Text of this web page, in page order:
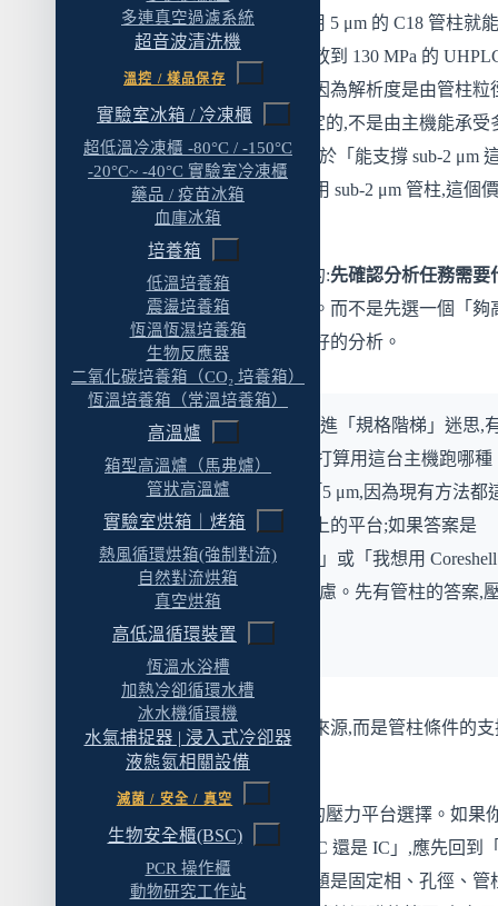
多連真空過濾系統
超音波清洗機
溫控 / 樣品保存
實驗室冰箱 / 冷凍櫃
超低溫冷凍櫃 -80°C / -150°C
-20°C~ -40°C 實驗室冷凍櫃
藥品 / 疫苗冰箱
血庫冰箱
培養箱
低溫培養箱
震盪培養箱
恆溫恆濕培養箱
生物反應器
二氧化碳培養箱（CO₂ 培養箱）
恆溫培養箱（常溫培養箱）
高溫爐
箱型高溫爐（馬弗爐）
管狀高溫爐
實驗室烘箱｜烤箱
熱風循環烘箱(強制對流)
自然對流烘箱
真空烘箱
高低溫循環裝置
恆溫水浴槽
加熱冷卻循環水槽
冰水機循環機
水氣捕捉器 | 浸入式冷卻器
液態氮相關設備
滅菌 / 安全 / 真空
生物安全櫃(BSC)
PCR 操作櫃
動物研究工作站
Q5:UHPLC 一定比 HPLC 解析度好嗎?
Q6:RHPLC 是不是就是「比較便宜的
Q7:採購壓力平台時,除了壓力等級還要看什麼
Q8:RHPLC 可以繼續跑原本的 5 μm 方法嗎?
相關產品
相關服務
延伸閱讀
舉個例子。一個分析任務如果用 5 μm 的 C18 管柱就
目標物分離得很乾淨,那麼把它放到 130 MPa 的
跑,分離結果不會變得更好——因為解析度是由管柱粒
管柱長度、固定相化學性質決定的,不是由主機能承受
壓力決定的。UHPLC 的價值在於「能支撐 sub-2 μm
高背壓管柱」,如果你並不打算用 sub-2 μm 管柱,這個
就用不到。
所以正確的思考順序是反過來的:先確認分析任務需要
管柱,再回推需要哪個壓力平台
。而不是先選一個「夠
的壓力平台,期待它自動帶來更好的分析。
實務觀察:判斷自己是不是掉進「規格階梯」迷思,
個簡單的檢查問題——「我打算用這台主機跑哪種
粒徑的管柱?」如果答案是「5 μm,因為現有方法都
樣」,那就不需要 70 MPa 以上的平台;如果答案是
「我想用 sub-2 μm 提升解析」或「我想用 Coreshell
加快通量」,那才需要往上考慮。先有管柱的答案,
力平台的答案才會浮現。
一句話說:壓力平台不是解析度來源,而是管柱條件的
能力。
本文聚焦在液相層析系統內部的壓力平台選擇。如果
問題是「該用 HPLC、GC、SFC 還是 IC」,應先回到
驗室層析儀選購指南 」;如果問題是固定相、孔徑、管